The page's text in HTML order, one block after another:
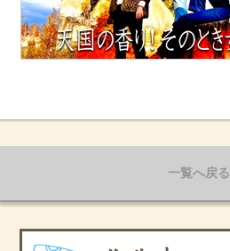
一覧へ戻る